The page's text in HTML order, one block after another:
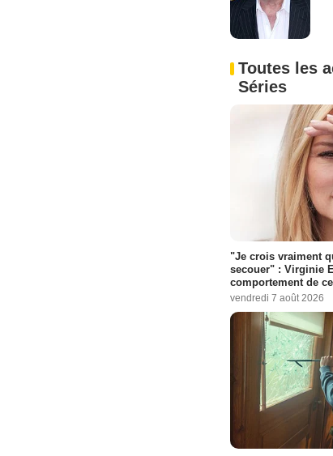
Toutes les
Séries
"Je crois vraiment
secouer" : Virginie
comportement de
vendredi 7 août 2026